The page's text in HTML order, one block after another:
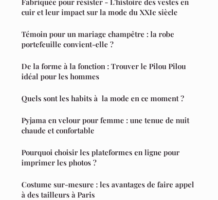
cuir et leur impact sur la mode du XXIe siècle
Témoin pour un mariage champêtre : la robe
portefeuille convient-elle ?
De la forme à la fonction : Trouver le Pilou Pilou
idéal pour les hommes
Quels sont les habits à la mode en ce moment ?
Pyjama en velour pour femme : une tenue de nuit
chaude et confortable
Pourquoi choisir les plateformes en ligne pour
imprimer les photos ?
Costume sur-mesure : les avantages de faire appel
à des tailleurs à Paris